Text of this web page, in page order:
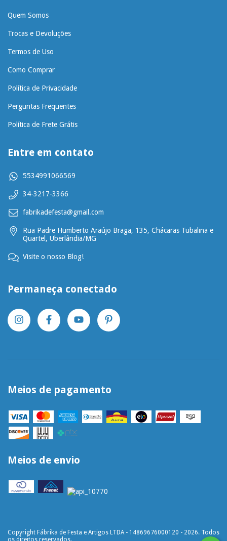
Quem Somos
Trocas e Devoluções
Termos de Uso
Como Comprar
Política de Privacidade
Perguntas Frequentes
Política de Frete Grátis
Entre em contato
5534991066569
34-3217-3366
fabrikadefesta@gmail.com
Rua Padre Humberto Araújo Braga, 135, Chácaras Tubalina e
Quartel, Uberlândia/MG
Visite o nosso Blog!
Permaneça conectado
Meios de pagamento
Meios de envio
Copyright Fábrika de Festa e Artigos LTDA - 14869676000120 - 2026. Todos
os direitos reservados.